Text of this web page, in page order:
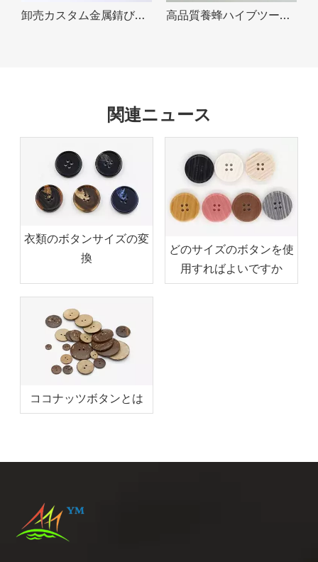
卸売カスタム金属錆びないラウンドアイレットアルミニウムアイレット販売のため 高品質養蜂ハイブツール革グロメット金属ミニ 3 ミリメートル蜂フレームアイレット
関連ニュース
衣類のボタンサイズの変
換
どのサイズのボタンを使
用すればよいですか
ココナッツボタンとは